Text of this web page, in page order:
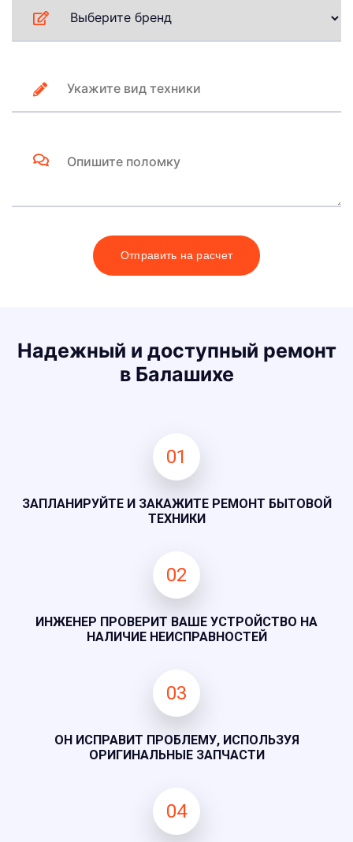
Отправить на расчет
Надежный и доступный ремонт
в Балашихе
01
ЗАПЛАНИРУЙТЕ И ЗАКАЖИТЕ РЕМОНТ БЫТОВОЙ
ТЕХНИКИ
02
ИНЖЕНЕР ПРОВЕРИТ ВАШЕ УСТРОЙСТВО НА
НАЛИЧИЕ НЕИСПРАВНОСТЕЙ
03
ОН ИСПРАВИТ ПРОБЛЕМУ, ИСПОЛЬЗУЯ
ОРИГИНАЛЬНЫЕ ЗАПЧАСТИ
04